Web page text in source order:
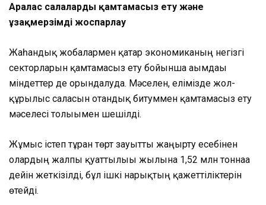
Аралас салаларды қамтамасыз ету және
ұзақмерзімді жоспарлау
Жаһандық жобалармен қатар экономиканың негізгі
секторларын қамтамасыз ету бойынша ағымдағы
міндеттер де орындалуда. Мәселен, елімізде жол-
құрылыс саласын отандық битуммен қамтамасыз ету
мәселесі толығымен шешілді.
Жұмыс істеп тұрған төрт зауытты жаңғырту есебінен
олардың жалпы қуаттылығы жылына 1,52 млн тоннаға
дейін жеткізілді, бұл ішкі нарықтың қажеттіліктерін
өтейді.